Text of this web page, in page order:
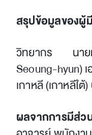
สรุปข้อมูลของผู้
วิทยากร นาย
Seoung-hyun)
เกาหลี (เกาหลีใต้
ผลจากการมีส่ว